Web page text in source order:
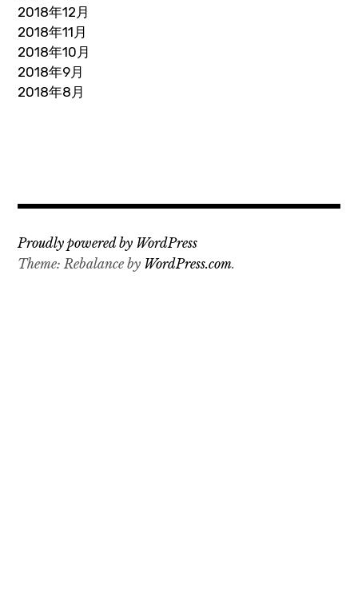
2018年12月
2018年11月
2018年10月
2018年9月
2018年8月
Proudly powered by WordPress
Theme: Rebalance by WordPress.com.